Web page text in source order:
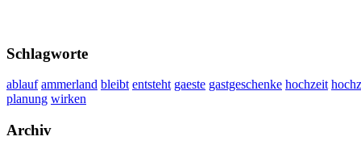
Schlagworte
ablauf ammerland bleibt entsteht gaeste gastgeschenke hochzeit
planung wirken
Archiv